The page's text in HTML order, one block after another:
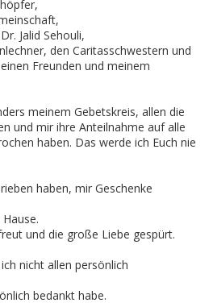
Jalid Sehouli,
den Caritasschwestern und
Freunden und meinem
meinem Gebetskreis, allen die
und mir ihre Anteilnahme auf alle
haben. Das werde ich Euch nie
haben, mir Geschenke
und die große Liebe gespürt.
nicht allen persönlich
bedankt habe.